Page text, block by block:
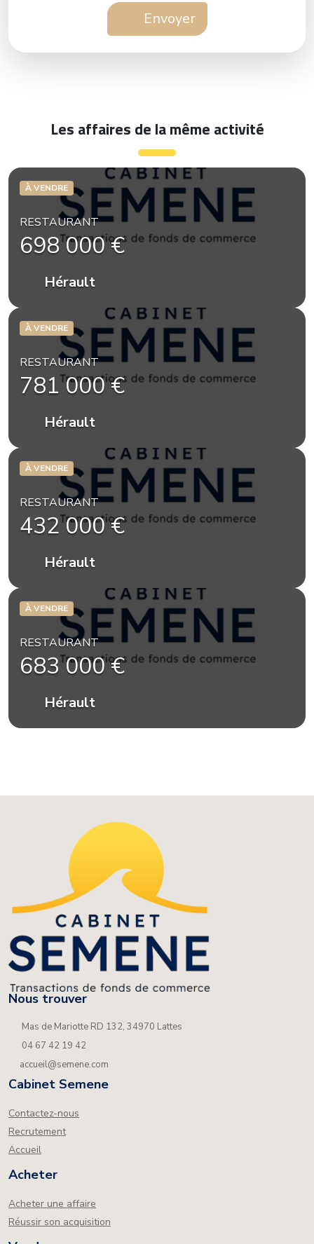
Envoyer
Les affaires de la même activité
À VENDRE
RESTAURANT
698 000 €
Hérault
À VENDRE
RESTAURANT
781 000 €
Hérault
À VENDRE
RESTAURANT
432 000 €
Hérault
À VENDRE
RESTAURANT
683 000 €
Hérault
Nous trouver
Mas de Mariotte RD 132, 34970 Lattes
04 67 42 19 42
accueil@semene.com
Cabinet Semene
Contactez-nous
Recrutement
Accueil
Acheter
Acheter une affaire
Réussir son acquisition